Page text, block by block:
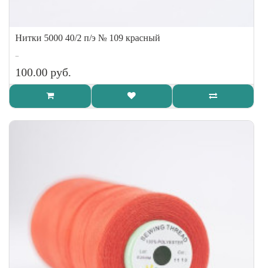
Нитки 5000 40/2 п/э № 109 красный
..
100.00 руб.